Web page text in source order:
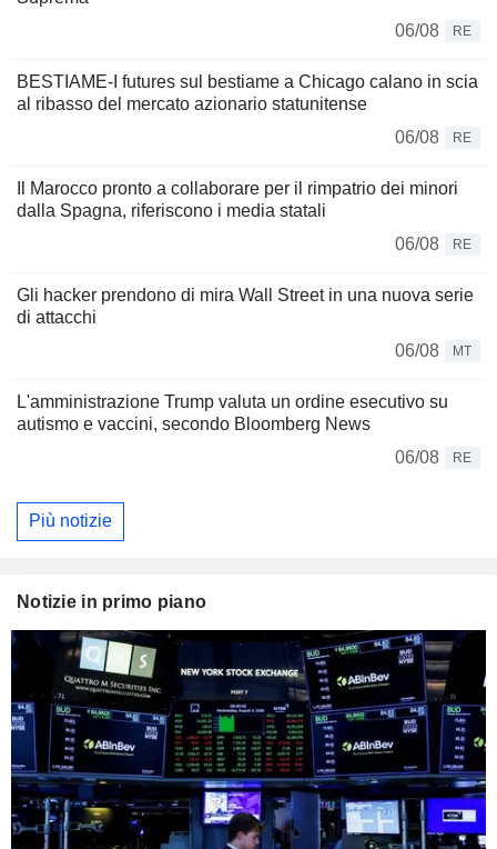
06/08
RE
BESTIAME-I futures sul bestiame a Chicago calano in scia
al ribasso del mercato azionario statunitense
06/08
RE
Il Marocco pronto a collaborare per il rimpatrio dei minori
dalla Spagna, riferiscono i media statali
06/08
RE
Gli hacker prendono di mira Wall Street in una nuova serie
di attacchi
06/08
MT
L'amministrazione Trump valuta un ordine esecutivo su
autismo e vaccini, secondo Bloomberg News
06/08
RE
Più notizie
Notizie in primo piano